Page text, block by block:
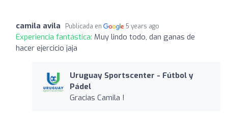
camila avila Publicada en 5 years ago
Experiencia fantástica: Muy lindo todo, dan ganas de
hacer ejercicio jaja
Uruguay Sportscenter - Fútbol y
Pádel
Gracias Camila !